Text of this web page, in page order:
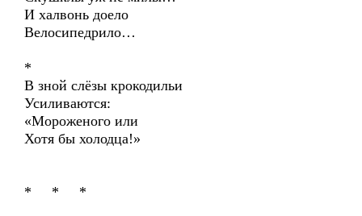
И халвонь доело
Велосипедрило…
*
В зной слёзы крокодильи
Усиливаются:
«Мороженого или
Хотя бы холодца!»
* * *